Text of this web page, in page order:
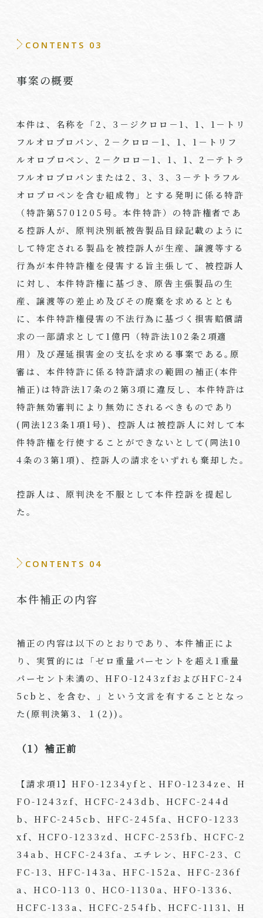
CONTENTS 03
事案の概要
本件は、名称を「2、 3 －ジクロロ－ 1 、 1 、 1 －トリ
フルオロプロパン、 2 －クロロ－ 1、 1 、 1 －トリフ
ルオロプロペン、 2 －クロロ－ 1、 1、 1 、 2 －テトラ
フルオロプロパンまたは 2、 3、 3、 3 －テトラフル
オロプロペンを含む組成物」とする発明に係る特許
（特許第5701205号。本件特許）の特許権者であ
る控訴人が、原判決別紙被告製品目録記載のように
して特定される製品を被控訴人が生産、譲渡等する
行為が本件特許権を侵害する旨主張して、被控訴人
に対し、本件特許権に基づき、原告主張製品の生
産、譲渡等の差止め及びその廃棄を求めるととも
に、本件特許権侵害の不法行為に基づく損害賠償請
求の一部請求として 1 億円（特許法102条2 項適
用）及び遅延損害金の支払を求める事案である｡原
審は、本件特許に係る特許請求の範囲の補正(本件
補正) は特許法17条の 2第3項に違反し、本件特許は
特許無効審判により無効にされるべきものであり
(同法123条1 項1 号)、控訴人は被控訴人に対して本
件特許権を行使することができないとして (同法10
4条の 3第1 項)、控訴人の請求をいずれも棄却した｡
控訴人は、原判決を不服として本件控訴を提起し
た。
CONTENTS 04
本件補正の内容
補正の内容は以下のとおりであり、本件補正によ
り、実質的には「ゼロ重量パーセントを超え 1 重量
パーセント未満の、 HFO-1243zfおよびHFC-24
5cb と、を含む、」という文言を有することとなっ
た (原判決第3、１ (2))。
（1）補正前
【請求項1】HFO-1234yf と、 HFO-1234ze、 H
FO-1243zf、 HCFC-243db、 HCFC-244d
b、 HFC-245cb、 HFC-245fa 、HCFO-1233
xf、 HCFO-1233zd、HCFC-253fb、 HCFC-2
34ab、HCFC-243fa、エチレン、 HFC-23、 C
FC-13、HFC-143a、HFC-152a、HFC-236f
a 、 HCO-113 0、 HCO-1130a 、HFO-1336、
HCFC-133a 、 HCFC-254fb、 HCFC-1131、H